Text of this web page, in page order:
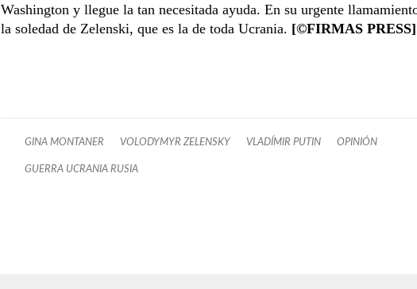
Washington y llegue la tan necesitada ayuda. En su urgente
la soledad de Zelenski, que es la de toda Ucrania. [©FIRMAS PRESS]
GINA MONTANER VOLODYMYR ZELENSKY VLADÍMIR PUTIN OPINIÓN
GUERRA UCRANIA RUSIA